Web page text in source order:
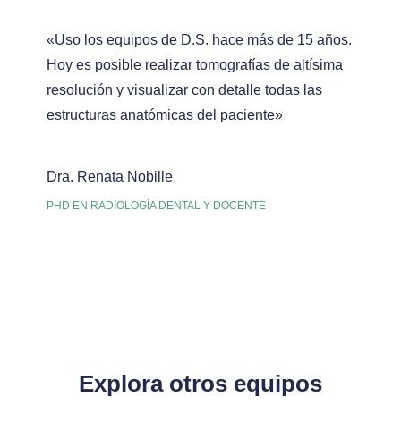
«Uso los equipos de D.S. hace más de 15 años.
Hoy es posible realizar tomografías de altísima
resolución y visualizar con detalle todas las
estructuras anatómicas del paciente»
Dra. Renata Nobille
PHD EN RADIOLOGÍA DENTAL Y DOCENTE
Explora otros equipos